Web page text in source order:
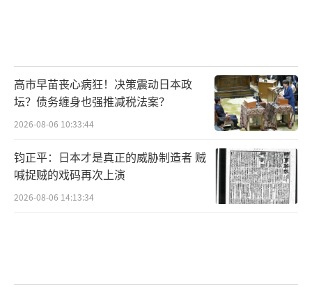
高市早苗丧心病狂！决策震动日本政
坛？债务缠身也强推减税法案？
2026-08-06 10:33:44
钧正平：日本才是真正的威胁制造者 贼
喊捉贼的戏码再次上演
2026-08-06 14:13:34